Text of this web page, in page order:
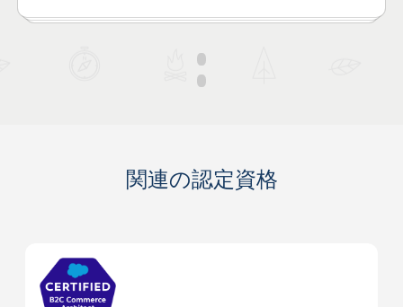
関連の認定資格